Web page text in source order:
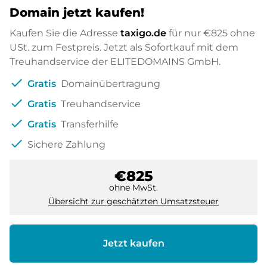
Domain jetzt kaufen!
Kaufen Sie die Adresse taxigo.de für nur €825 ohne
USt. zum Festpreis. Jetzt als Sofortkauf mit dem
Treuhandservice der ELITEDOMAINS GmbH.
check Gratis Domainübertragung
check Gratis Treuhandservice
check Gratis Transferhilfe
check Sichere Zahlung
€825
ohne MwSt.
Übersicht zur geschätzten Umsatzsteuer
Jetzt kaufen